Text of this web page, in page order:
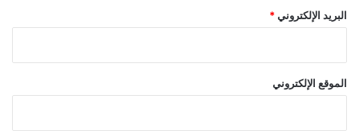
البريد الإلكتروني*
الموقع الإلكتروني